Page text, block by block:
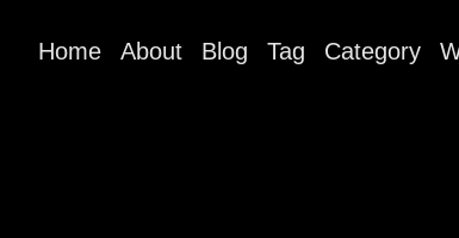
Home About Blog Tag Category